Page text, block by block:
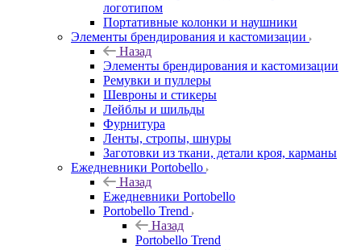
логотипом
Портативные колонки и наушники
Элементы брендирования и кастомизации
Назад
Элементы брендирования и кастомизации
Ремувки и пуллеры
Шевроны и стикеры
Лейблы и шильды
Фурнитура
Ленты, стропы, шнуры
Заготовки из ткани, детали кроя, карманы
Ежедневники Portobello
Назад
Ежедневники Portobello
Portobello Trend
Назад
Portobello Trend